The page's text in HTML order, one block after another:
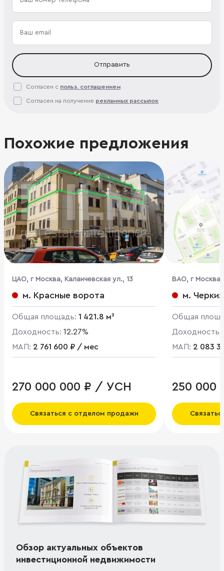
Отправить
Согласен с польз. соглашением
Согласен на получение рекламных рассылок
Похожие предложения
ЦАО, г Москва, Каланчевская ул., 13
м. Красные ворота
Общая площадь: 1 421.8 м²
Доходность: 12.27%
МАП: 2 761 600 ₽ / мес
270 000 000 ₽ / УСН
Связаться с отделом продажи
ВАО, г Москва,
м.
Общая
Доходность:
МАП: 2 083
250
Обзор актуальных объектов
инвестиционной недвижимости